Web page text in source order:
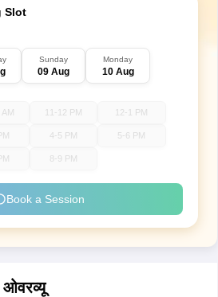
Slot
Sunday
09 Aug
Monday
10 Aug
AM 11-12 PM 12-1 PM
4-5 PM 5-6 PM
8-9 PM
Book a Session